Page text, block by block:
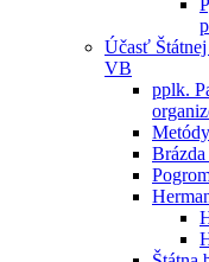
Účasť
VB
pplk.